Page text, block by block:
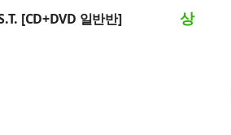
[CD+DVD 일반반] 상